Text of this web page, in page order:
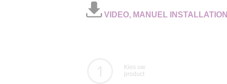
VIDEO, MANUEL INSTALLATION
Kies uw
product